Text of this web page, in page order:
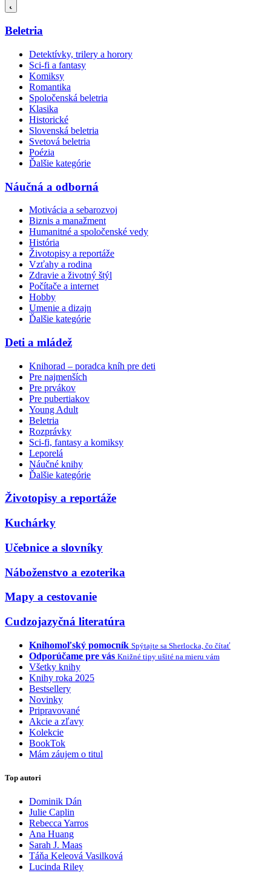
Beletria
Detektívky, trilery a horory
Sci-fi a fantasy
Komiksy
Romantika
Spoločenská beletria
Klasika
Historické
Slovenská beletria
Svetová beletria
Poézia
Ďalšie kategórie
Náučná a odborná
Motivácia a sebarozvoj
Biznis a manažment
Humanitné a spoločenské vedy
História
Životopisy a reportáže
Vzťahy a rodina
Zdravie a životný štýl
Počítače a internet
Hobby
Umenie a dizajn
Ďalšie kategórie
Deti a mládež
Knihorad – poradca kníh pre deti
Pre najmenších
Pre prvákov
Pre pubertiakov
Young Adult
Beletria
Rozprávky
Sci-fi, fantasy a komiksy
Leporelá
Náučné knihy
Ďalšie kategórie
Životopisy a reportáže
Kuchárky
Učebnice a slovníky
Náboženstvo a ezoterika
Mapy a cestovanie
Cudzojazyčná literatúra
Knihomoľský pomocník Spýtajte sa Sherlocka, čo čítať
Odporúčame pre vás Knižné tipy ušité na mieru vám
Všetky knihy
Knihy roka 2025
Bestsellery
Novinky
Pripravované
Akcie a zľavy
Kolekcie
BookTok
Mám záujem o titul
Top autori
Dominik Dán
Julie Caplin
Rebecca Yarros
Ana Huang
Sarah J. Maas
Táňa Keleová Vasilková
Lucinda Riley